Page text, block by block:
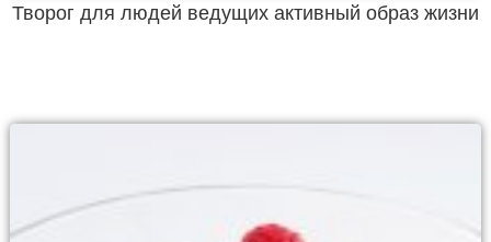
Творог для людей ведущих активный образ жизни